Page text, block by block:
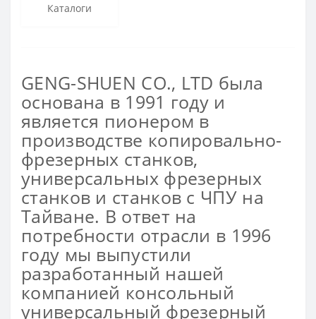
Каталоги
GENG-SHUEN CO., LTD была
основана в 1991 году и
является пионером в
производстве копировально-
фрезерных станков,
универсальных фрезерных
станков и станков с ЧПУ на
Тайване. В ответ на
потребности отрасли в 1996
году мы выпустили
разработанный нашей
компанией консольный
универсальный фрезерный